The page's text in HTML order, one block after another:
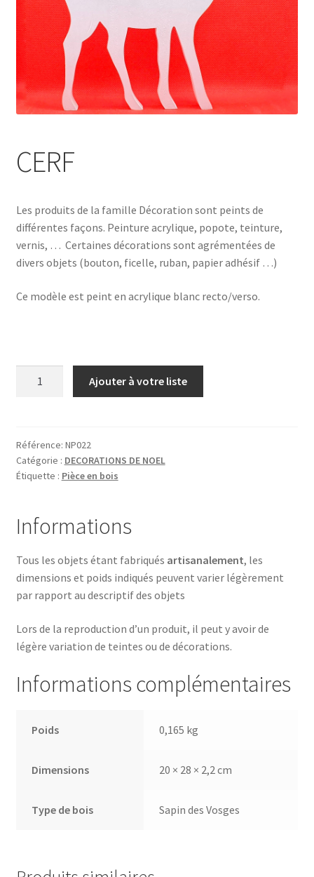
CERF
Les produits de la famille Décoration sont peints de
différentes façons. Peinture acrylique, popote, teinture,
vernis, … Certaines décorations sont agrémentées de
divers objets (bouton, ficelle, ruban, papier adhésif …)
Ce modèle est peint en acrylique blanc recto/verso.
Ajouter à votre liste
Référence: NP022
Catégorie : DECORATIONS DE NOEL
Étiquette : Pièce en bois
Informations
Tous les objets étant fabriqués artisanalement, les
dimensions et poids indiqués peuvent varier légèrement
par rapport au descriptif des objets
Lors de la reproduction d’un produit, il peut y avoir de
légère variation de teintes ou de décorations.
Informations complémentaires
Poids 0,165 kg
Dimensions 20 × 28 × 2,2 cm
Type de bois Sapin des Vosges